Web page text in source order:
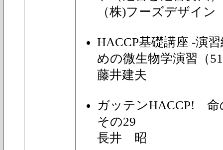
（株)フーズデザイ
HACCP基礎講座 -演
めの微生物学演習（
藤井建夫
ガッテンHACCP!
その29
長井 昭